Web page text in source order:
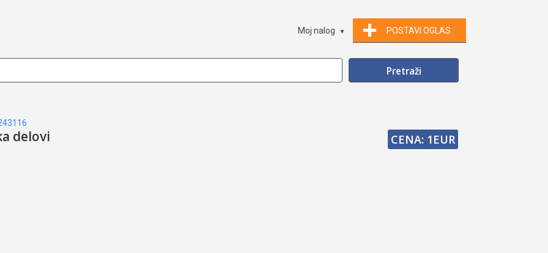
POSTAVI OGLAS
Moj nalog
delovi CENA: 1EUR